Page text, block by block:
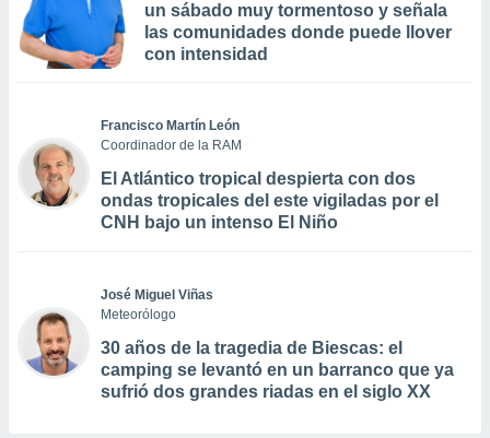
un sábado muy tormentoso y señala
las comunidades donde puede llover
con intensidad
Francisco Martín León
Coordinador de la RAM
El Atlántico tropical despierta con dos
ondas tropicales del este vigiladas por el
CNH bajo un intenso El Niño
José Miguel Viñas
Meteorólogo
30 años de la tragedia de Biescas: el
camping se levantó en un barranco que ya
sufrió dos grandes riadas en el siglo XX